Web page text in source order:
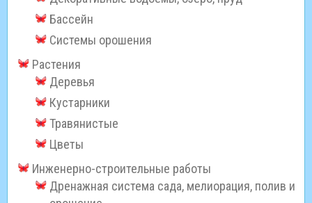
Бассейн
Системы орошения
Растения
Деревья
Кустарники
Травянистые
Цветы
Инженерно-строительные работы
Дренажная система сада, мелиорация, полив и